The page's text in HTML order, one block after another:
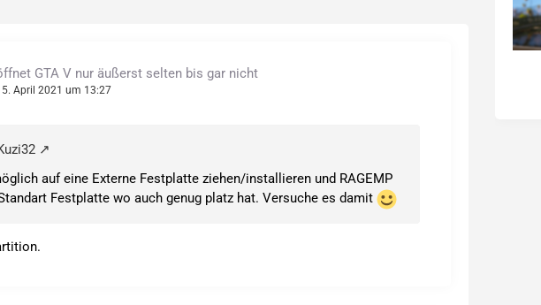
GTA V nur äußerst selten bis gar nicht
5. April 2021 um 13:27
auf eine Externe Festplatte ziehen/installieren und RAGEMP
Festplatte wo auch genug platz hat. Versuche es damit